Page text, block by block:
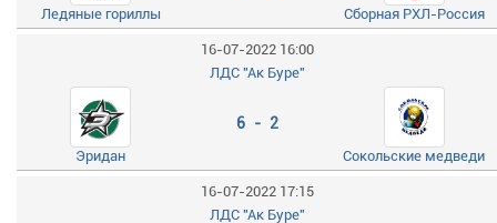
Ледяные гориллы Сборная РХЛ-Россия
16-07-2022 16:00
ЛДС "Ак Буре"
Эридан
6 - 2
Сокольские медведи
16-07-2022 17:15
ЛДС "Ак Буре"